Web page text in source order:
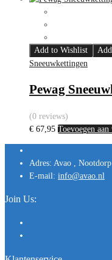
Add to Wishlist
Sneeuwkettingen
Pewag
(0 reviews)
€ 67,95 Toevoegen
Adres: Avao , Nootdorp
E-mail: info@avao.nl
Join Us: